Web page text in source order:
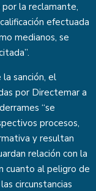
la reclamante,
efectuada
medianos, se
sanción, el
por Directemar a
“se
procesos,
y resultan
relación con la
cuanto al peligro de
circunstancias